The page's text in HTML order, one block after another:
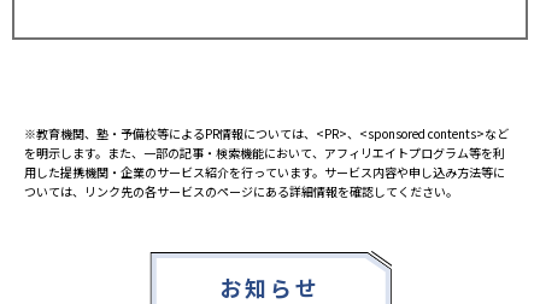
※教育機関、塾・予備校等によるPR情報については、<PR>、<sponsored contents>など
を明示します。また、一部の記事・検索機能において、アフィリエイトプログラム等を利
用した提携機関・企業のサービス紹介を行っています。サービス内容や申し込み方法等に
ついては、リンク先の各サービスのページにある詳細情報を確認してください。
お知らせ